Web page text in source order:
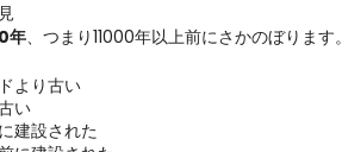
年、つまり11000年以上前にさかのぼります。
より古い
い
建設された